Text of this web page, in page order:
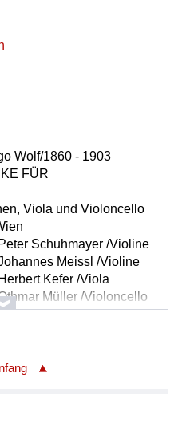
Wolf/1860 - 1903
FÜR
Viola und Violoncello
Schuhmayer /Violine
Meissl /Violine
Kefer /Viola
Müller /Violoncello
Haydn/1737 - 1806